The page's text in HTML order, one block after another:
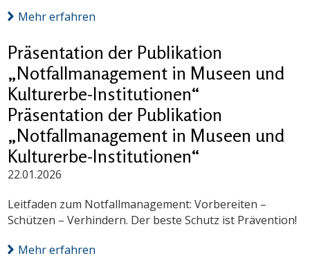
Mehr erfahren
Präsentation der Publikation
„Notfallmanagement in Museen und
Kulturerbe-Institutionen“
Präsentation der Publikation
„Notfallmanagement in Museen und
Kulturerbe-Institutionen“
22.01.2026
Leitfaden zum Notfallmanagement: Vorbereiten –
Schützen – Verhindern. Der beste Schutz ist Prävention!
Mehr erfahren